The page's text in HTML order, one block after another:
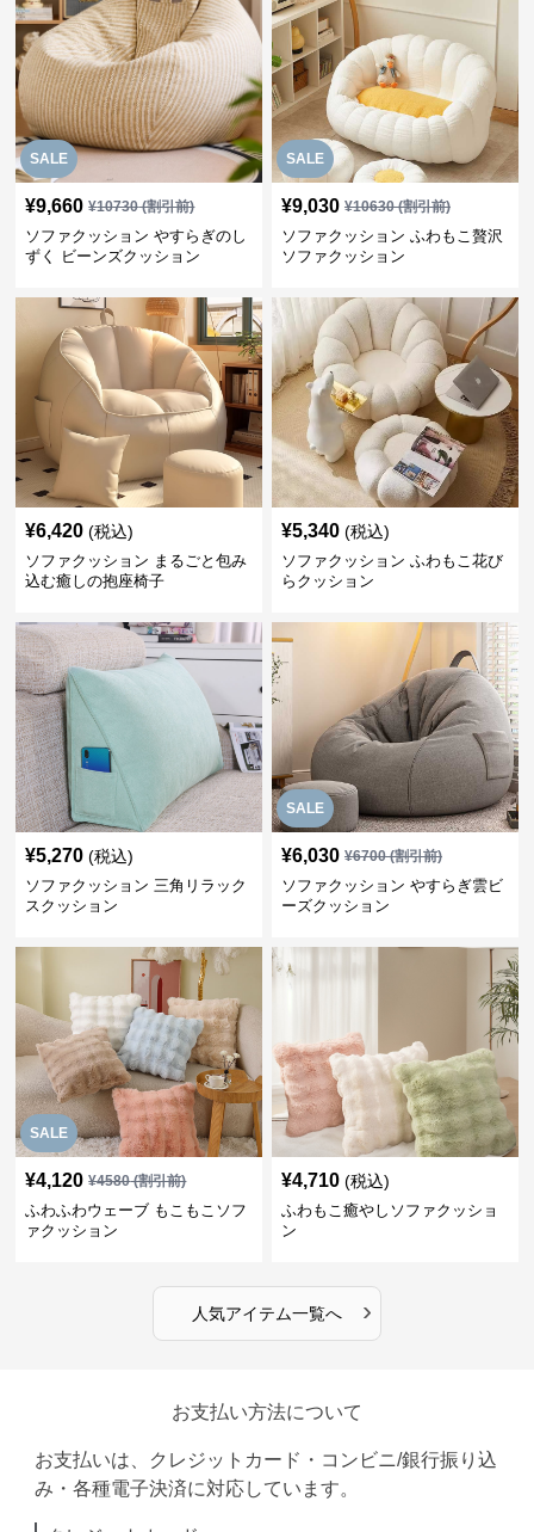
SALE
¥9,660 ¥10730(割引前)
ソファクッション やすらぎのし
ずく ビーンズクッション
SALE
¥9,030 ¥10630(割引前)
ソファクッション ふわもこ贅沢
ソファクッション
¥6,420 (税込)
ソファクッション まるごと包み
込む癒しの抱座椅子
¥5,340 (税込)
ソファクッション ふわもこ花び
らクッション
¥5,270 (税込)
ソファクッション 三角リラック
スクッション
SALE
¥6,030 ¥6700(割引前)
ソファクッション やすらぎ雲ビ
ーズクッション
SALE
¥4,120 ¥4580(割引前)
ふわふわウェーブ もこもこソフ
ァクッション
¥4,710 (税込)
ふわもこ癒やしソファクッショ
ン
人気アイテム一覧へ ›
お支払い方法について
お支払いは、クレジットカード・コンビニ/銀行振り込
み・各種電子決済に対応しています。